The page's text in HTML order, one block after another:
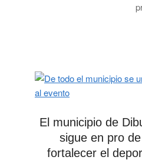
El municipio de
sigue en pro de
fortalecer el